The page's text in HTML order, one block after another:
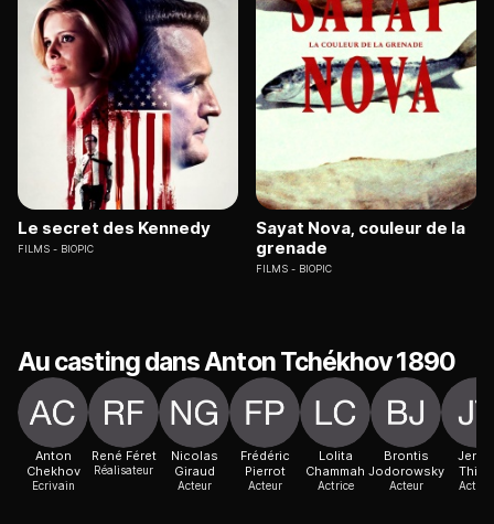
Le secret des Kennedy
FILMS BIOPIC
Sayat Nova, couleur de la
grenade
FILMS BIOPIC
Au casting dans Anton Tchékhov 1890
Anton
Chekhov
Ecrivain
René Féret
Réalisateur
Nicolas
Giraud
Acteur
Frédéric
Pierrot
Acteur
Lolita
Chammah
Actrice
Brontis
Jodorowsky
Acteur
Jenna
Thiam
Actrice